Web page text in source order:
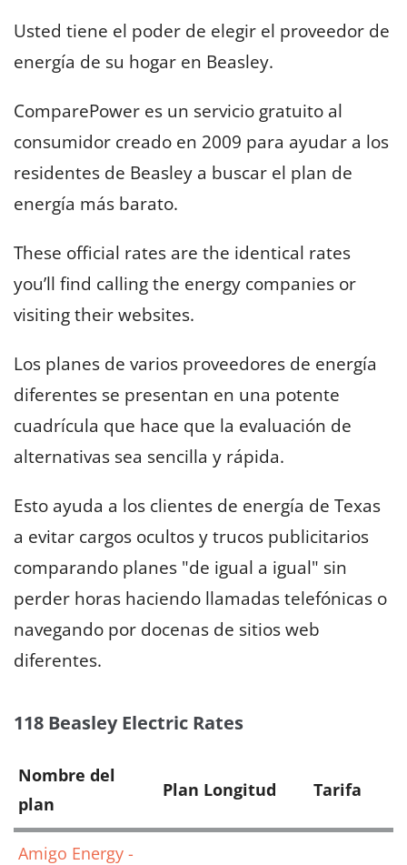
Usted tiene el poder de elegir el proveedor de
energía de su hogar en Beasley.
ComparePower es un servicio gratuito al
consumidor creado en 2009 para ayudar a los
residentes de Beasley a buscar el plan de
energía más barato.
These official rates are the identical rates
you’ll find calling the energy companies or
visiting their websites.
Los planes de varios proveedores de energía
diferentes se presentan en una potente
cuadrícula que hace que la evaluación de
alternativas sea sencilla y rápida.
Esto ayuda a los clientes de energía de Texas
a evitar cargos ocultos y trucos publicitarios
comparando planes "de igual a igual" sin
perder horas haciendo llamadas telefónicas o
navegando por docenas de sitios web
diferentes.
118 Beasley Electric Rates
Nombre del
plan
Plan Longitud Tarifa
Amigo Energy -